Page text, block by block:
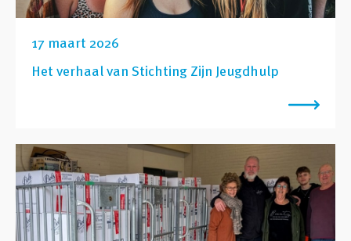
17 maart 2026
Het verhaal van Stichting Zijn Jeugdhulp